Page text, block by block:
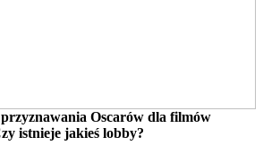
Oscarów dla filmów
istnieje jakieś lobby?